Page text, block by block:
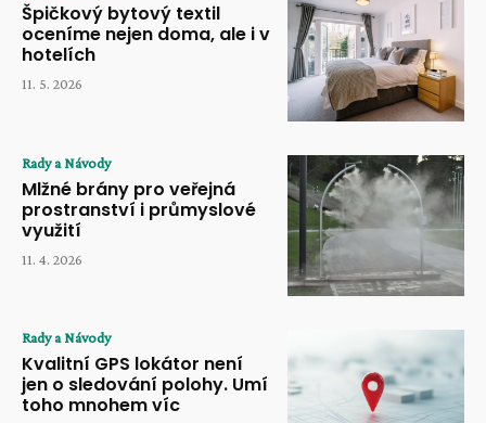
Špičkový bytový textil
oceníme nejen doma, ale i v
hotelích
11. 5. 2026
Rady a Návody
Mlžné brány pro veřejná
prostranství i průmyslové
využití
11. 4. 2026
Rady a Návody
Kvalitní GPS lokátor není
jen o sledování polohy. Umí
toho mnohem víc